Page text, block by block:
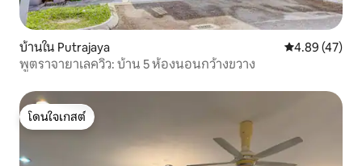
บ้านใน Putrajaya คะแนนเฉลี่ย
4.89 (47)
พูตราจายาเลควิว: บ้าน 5 ห้องนอนกว้างขวาง
โดนใจเกสต์
โดนใจเกสต์